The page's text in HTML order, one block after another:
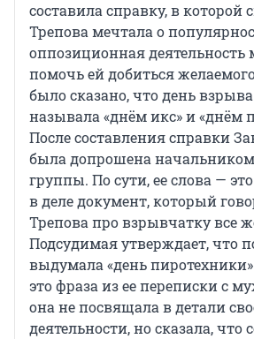
составила справку, в которой
Трепова мечтала о
оппозиционная деятельность
помочь ей добиться
было сказано, что день
называла «днём икс» и «днём
После составления справки
была допрошена
группы. По сути, ее слова —
в деле документ, который
Трепова про взрывчатку все
Подсудимая утверждает, что
выдумала «день
это фраза из ее переписки с
она не посвящала в детали
деятельности, но сказала, что